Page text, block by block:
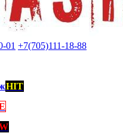
01 +7(705)111-18-88
HIT